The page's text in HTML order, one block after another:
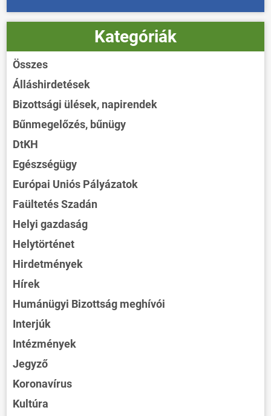
Kategóriák
Összes
Álláshirdetések
Bizottsági ülések, napirendek
Bűnmegelőzés, bűnügy
DtKH
Egészségügy
Európai Uniós Pályázatok
Faültetés Szadán
Helyi gazdaság
Helytörténet
Hirdetmények
Hírek
Humánügyi Bizottság meghívói
Interjúk
Intézmények
Jegyző
Koronavírus
Kultúra